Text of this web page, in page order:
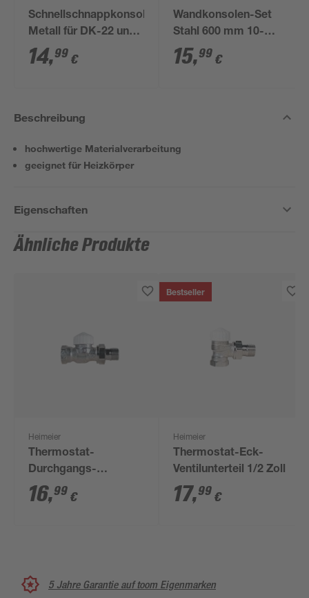
Schnellschnappkonsole
Metall für DK-22 und
Typ 21
14,99 €
Wandkonsolen-Set
Stahl 600 mm 10-
teilig
15,99 €
Beschreibung
hochwertige Materialverarbeitung
geeignet für Heizkörper
Eigenschaften
Ähnliche Produkte
Heimeier
Thermostat-
Durchgangs-
Ventilunterteil 1/2 Zoll
16,99 €
Bestseller
Heimeier
Thermostat-Eck-
Ventilunterteil 1/2 Zoll
17,99 €
5 Jahre Garantie auf toom Eigenmarken